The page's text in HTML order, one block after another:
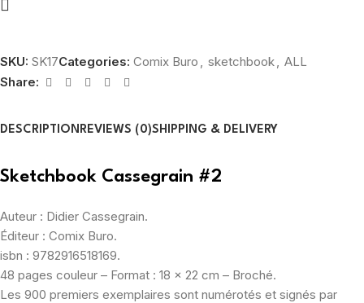
SKU: SK17Categories: Comix Buro , sketchbook, ALL
Share:
DESCRIPTION REVIEWS (0)SHIPPING & DELIVERY
Sketchbook Cassegrain #2
Auteur : Didier Cassegrain.
Éditeur : Comix Buro.
isbn : 9782916518169.
48 pages couleur – Format : 18 x 22 cm – Broché.
Les 900 premiers exemplaires sont numérotés et signés par